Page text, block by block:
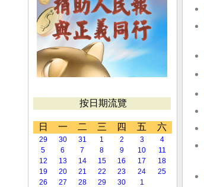
按日期流覽
日 一 二 三 四 五 六
29 30 31 1 2 3
4
5
6 7 8 9 10
11
12
13 14 15 16 17
18
19
20 21 22 23 24
25
26
27 28 29 30 1